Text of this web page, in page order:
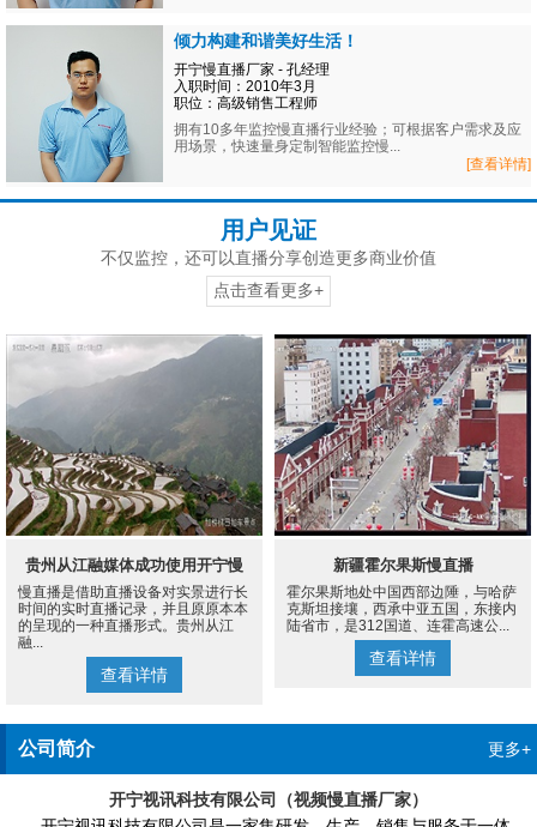
倾力构建和谐美好生活！
开宁慢直播厂家 - 孔经理
入职时间：2010年3月
职位：高级销售工程师
拥有10多年监控慢直播行业经验；可根据客户需求及应
用场景，快速量身定制智能监控慢...
[查看详情]
用户见证
不仅监控，还可以直播分享创造更多商业价值
点击查看更多+
贵州从江融媒体成功使用开宁慢
直播设备案例
慢直播是借助直播设备对实景进行长
时间的实时直播记录，并且原原本本
的呈现的一种直播形式。贵州从江
融...
查看详情
新疆霍尔果斯慢直播
霍尔果斯地处中国西部边陲，与哈萨
克斯坦接壤，西承中亚五国，东接内
陆省市，是312国道、连霍高速公...
查看详情
公司简介 更多+
开宁视讯科技有限公司（视频慢直播厂家）